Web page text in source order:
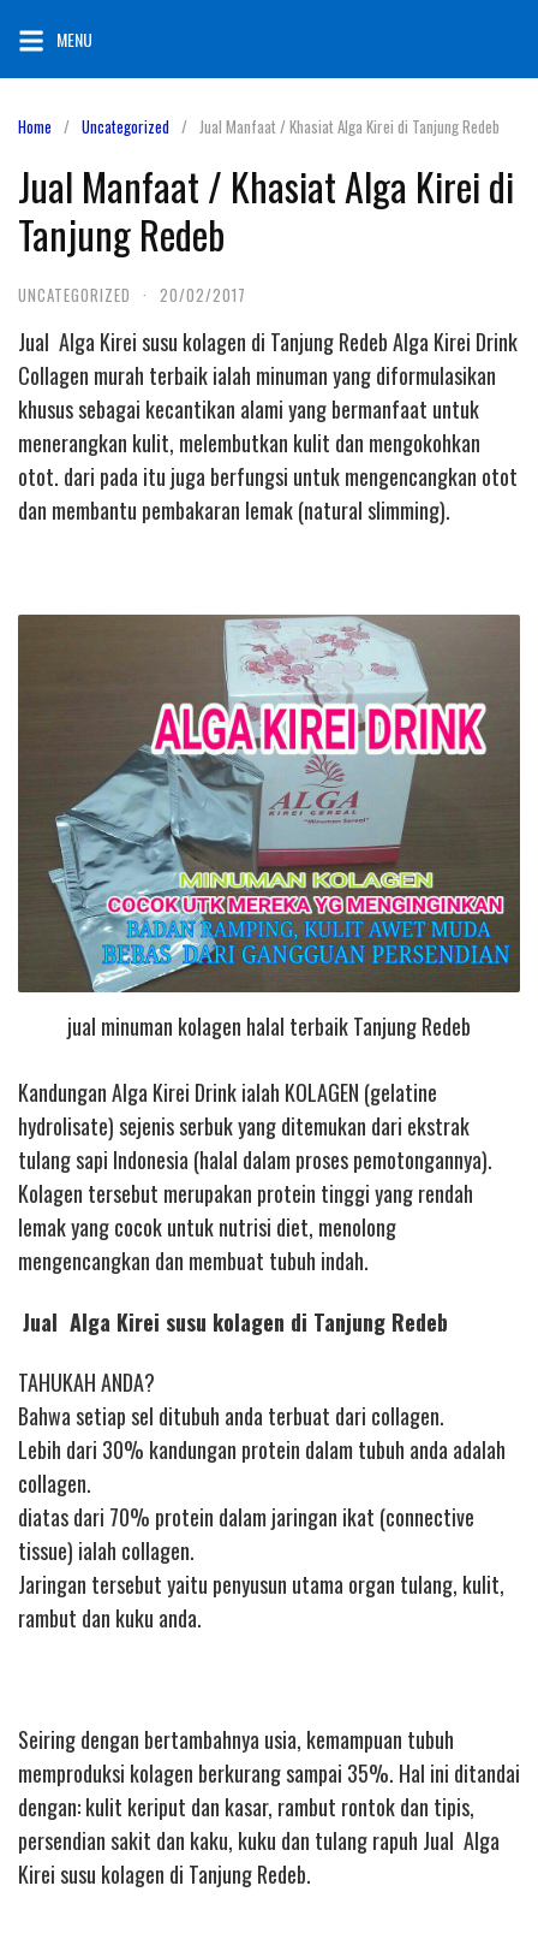
content
MENU
Home Uncategorized Jual Manfaat / Khasiat Alga Kirei di Tanjung Redeb
Jual Manfaat / Khasiat Alga Kirei di
Tanjung Redeb
UNCATEGORIZED · 20/02/2017
Jual Alga Kirei susu kolagen di Tanjung Redeb Alga Kirei Drink
Collagen murah terbaik ialah minuman yang diformulasikan
khusus sebagai kecantikan alami yang bermanfaat untuk
menerangkan kulit, melembutkan kulit dan mengokohkan
otot. dari pada itu juga berfungsi untuk mengencangkan otot
dan membantu pembakaran lemak (natural slimming).
jual minuman kolagen halal terbaik Tanjung Redeb
Kandungan Alga Kirei Drink ialah KOLAGEN (gelatine
hydrolisate) sejenis serbuk yang ditemukan dari ekstrak
tulang sapi Indonesia (halal dalam proses pemotongannya).
Kolagen tersebut merupakan protein tinggi yang rendah
lemak yang cocok untuk nutrisi diet, menolong
mengencangkan dan membuat tubuh indah.
Jual Alga Kirei susu kolagen di Tanjung Redeb
TAHUKAH ANDA?
Bahwa setiap sel ditubuh anda terbuat dari collagen.
Lebih dari 30% kandungan protein dalam tubuh anda adalah
collagen.
diatas dari 70% protein dalam jaringan ikat (connective
tissue) ialah collagen.
Jaringan tersebut yaitu penyusun utama organ tulang, kulit,
rambut dan kuku anda.
Seiring dengan bertambahnya usia, kemampuan tubuh
memproduksi kolagen berkurang sampai 35%. Hal ini ditandai
dengan: kulit keriput dan kasar, rambut rontok dan tipis,
persendian sakit dan kaku, kuku dan tulang rapuh Jual Alga
Kirei susu kolagen di Tanjung Redeb.